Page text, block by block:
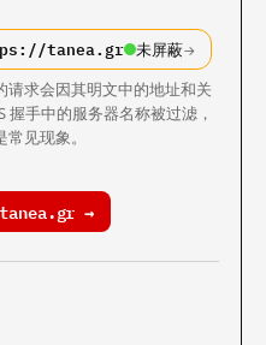
tanea.gr 未屏蔽→
求会因其明文中的地址和关
握手中的服务器名称被过滤，
见现象。
→